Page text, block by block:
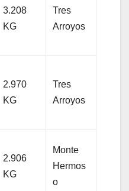
3.208
KG
Tres
Arroyos
2.970
KG
Tres
Arroyos
2.906
KG
Monte
Hermos
o